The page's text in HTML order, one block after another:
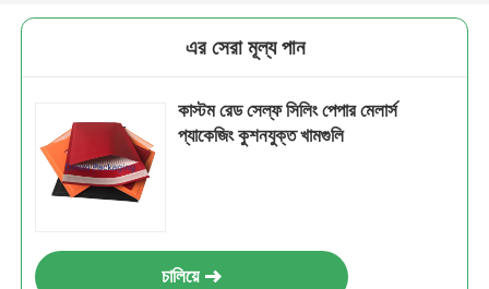
এর সেরা মূল্য পান
কাস্টম রেড সেল্ফ সিলিং পেপার মেলার্স
প্যাকেজিং কুশনযুক্ত খামগুলি
চালিয়ে